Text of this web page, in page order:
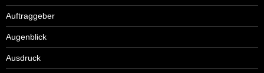
Auftraggeber
Augenblick
Ausdruck